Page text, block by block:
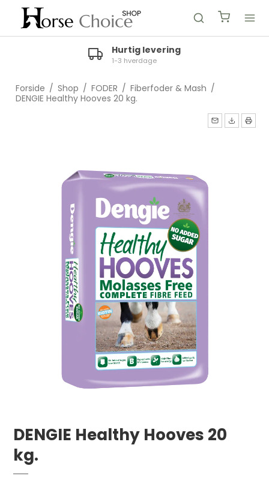
Hurtig levering
1-3 hverdage
Forside / Shop / FODER / Fiberfoder & Mash /
DENGIE Healthy Hooves 20 kg.
DENGIE Healthy Hooves 20
kg.